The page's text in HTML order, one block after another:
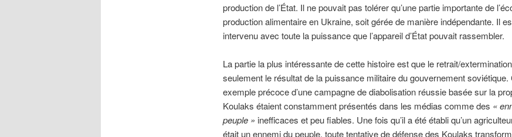
production de l’État. Il ne pouvait pas tolérer qu’une partie importante de
production alimentaire en Ukraine, soit gérée de manière indépendante. Il
intervenu avec toute la puissance que l’appareil d’État pouvait rassembler.
La partie la plus intéressante de cette histoire est que le retrait/extermination
seulement le résultat de la puissance militaire du gouvernement soviétique.
exemple précoce d’une campagne de diabolisation réussie basée sur la
Koulaks étaient constamment présentés dans les médias comme des «
peuple » inefficaces et peu fiables. Une fois qu’il a été établi qu’un
était un ennemi du peuple, toute tentative de défense des Koulaks